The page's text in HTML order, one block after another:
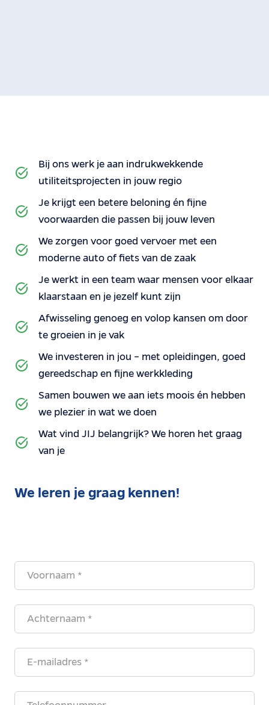
We leren je graag kennen!
Bij ons werk je aan indrukwekkende
utiliteitsprojecten in jouw regio
Je krijgt een betere beloning én fijne
voorwaarden die passen bij jouw leven
We zorgen voor goed vervoer met een
moderne auto of fiets van de zaak
Je werkt in een team waar mensen voor elkaar
klaarstaan en je jezelf kunt zijn
Afwisseling genoeg en volop kansen om door
te groeien in je vak
We investeren in jou – met opleidingen, goed
gereedschap en fijne werkkleding
Samen bouwen we aan iets moois én hebben
we plezier in wat we doen
Wat vind JIJ belangrijk? We horen het graag
van je